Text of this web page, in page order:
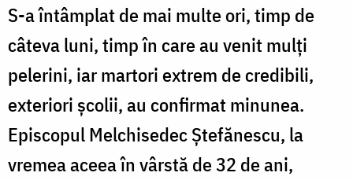
Socola
(1854)
/
Foto:
Oana
Nechifor
S-a întâmplat de mai multe ori, timp de
câteva luni, timp în care au venit mulți
pelerini, iar martori extrem de credibili,
exteriori școlii, au confirmat minunea.
Episcopul Melchisedec Ștefănescu, la
vremea aceea în vârstă de 32 de ani,